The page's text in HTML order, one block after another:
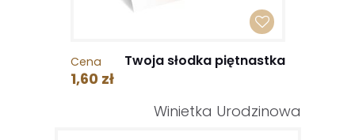
Cena
1,60 zł
Twoja słodka piętnastka
Winietka Urodzinowa